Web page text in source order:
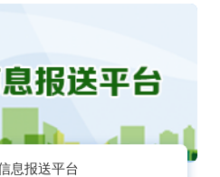
息报送平台